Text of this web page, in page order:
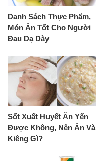
Danh Sách Thực Phẩm,
Món Ăn Tốt Cho Người
Đau Dạ Dày
Sốt Xuất Huyết Ăn Yến
Được Không, Nên Ăn Và
Kiêng Gì?